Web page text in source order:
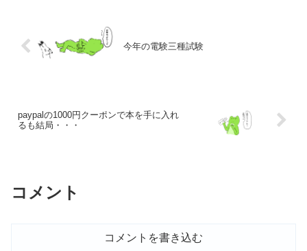
今年の電験三種試験
paypalの1000円クーポンで本を手に入れ
るも結局・・・
コメント
コメントを書き込む